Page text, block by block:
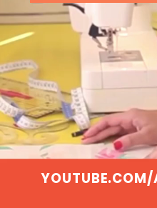
YOUTUBE.COM/